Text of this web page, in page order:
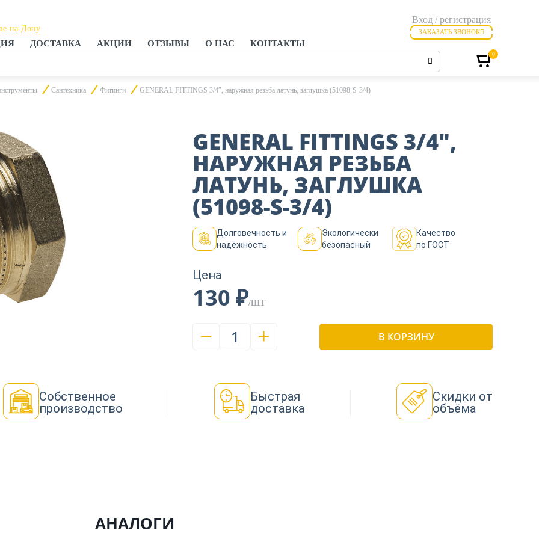
ДОСТАВКА АКЦИИ ОТЗЫВЫ О НАС КОНТАКТЫ
на-Дону
на-Дону
Вход / регистрация
ЗАКАЗАТЬ ЗВОНОК
0
Сантехника Фитинги GENERAL FITTINGS 3/4″, наружная резьба латунь, заглушка (51098-S-3/4)
GENERAL FITTINGS 3/4″,
НАРУЖНАЯ РЕЗЬБА
ЛАТУНЬ, ЗАГЛУШКА
(51098-S-3/4)
Долговечность и
надёжность
Экологически
безопасный
Качество
по ГОСТ
Цена
130 ₽/ШТ
1 В КОРЗИНУ
Собственное
производство
Быстрая
доставка
Скидки от
объёма
АНАЛОГИ